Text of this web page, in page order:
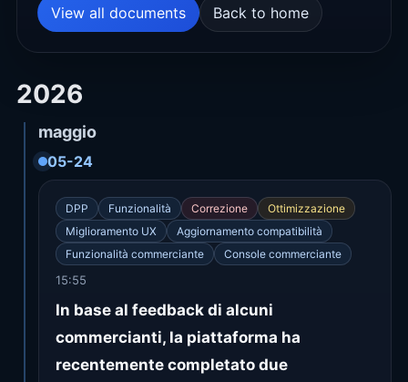
View all documents Back to home
2026
maggio
05-24
DPP Funzionalità Correzione
Ottimizzazione
Miglioramento UX
Aggiornamento compatibilità
Funzionalità commerciante
Console commerciante
15:55
In base al feedback di alcuni
commercianti, la piattaforma ha
recentemente completato due